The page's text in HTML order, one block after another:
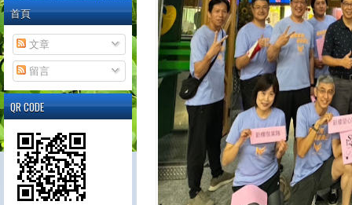
首頁
文章
留言
QR CODE